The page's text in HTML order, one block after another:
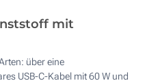
mit
über eine
USB-C-Kabel mit 60 W und